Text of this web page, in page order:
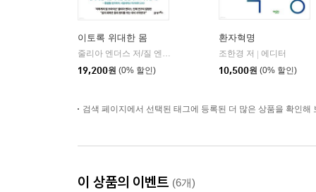
이토록 위대한 몸
줄리아 엔더스 저/질 엔더스 그림/배명자 역 |
21세기북스
19,200원 (0% 할인)
환자혁명
조한경 저
에디터
10,500원 (0% 할인)
검색 페이지에서 선택된 태그에 등록된 더 많은 상품을 확인해
이 상품의 이벤트 (6개)